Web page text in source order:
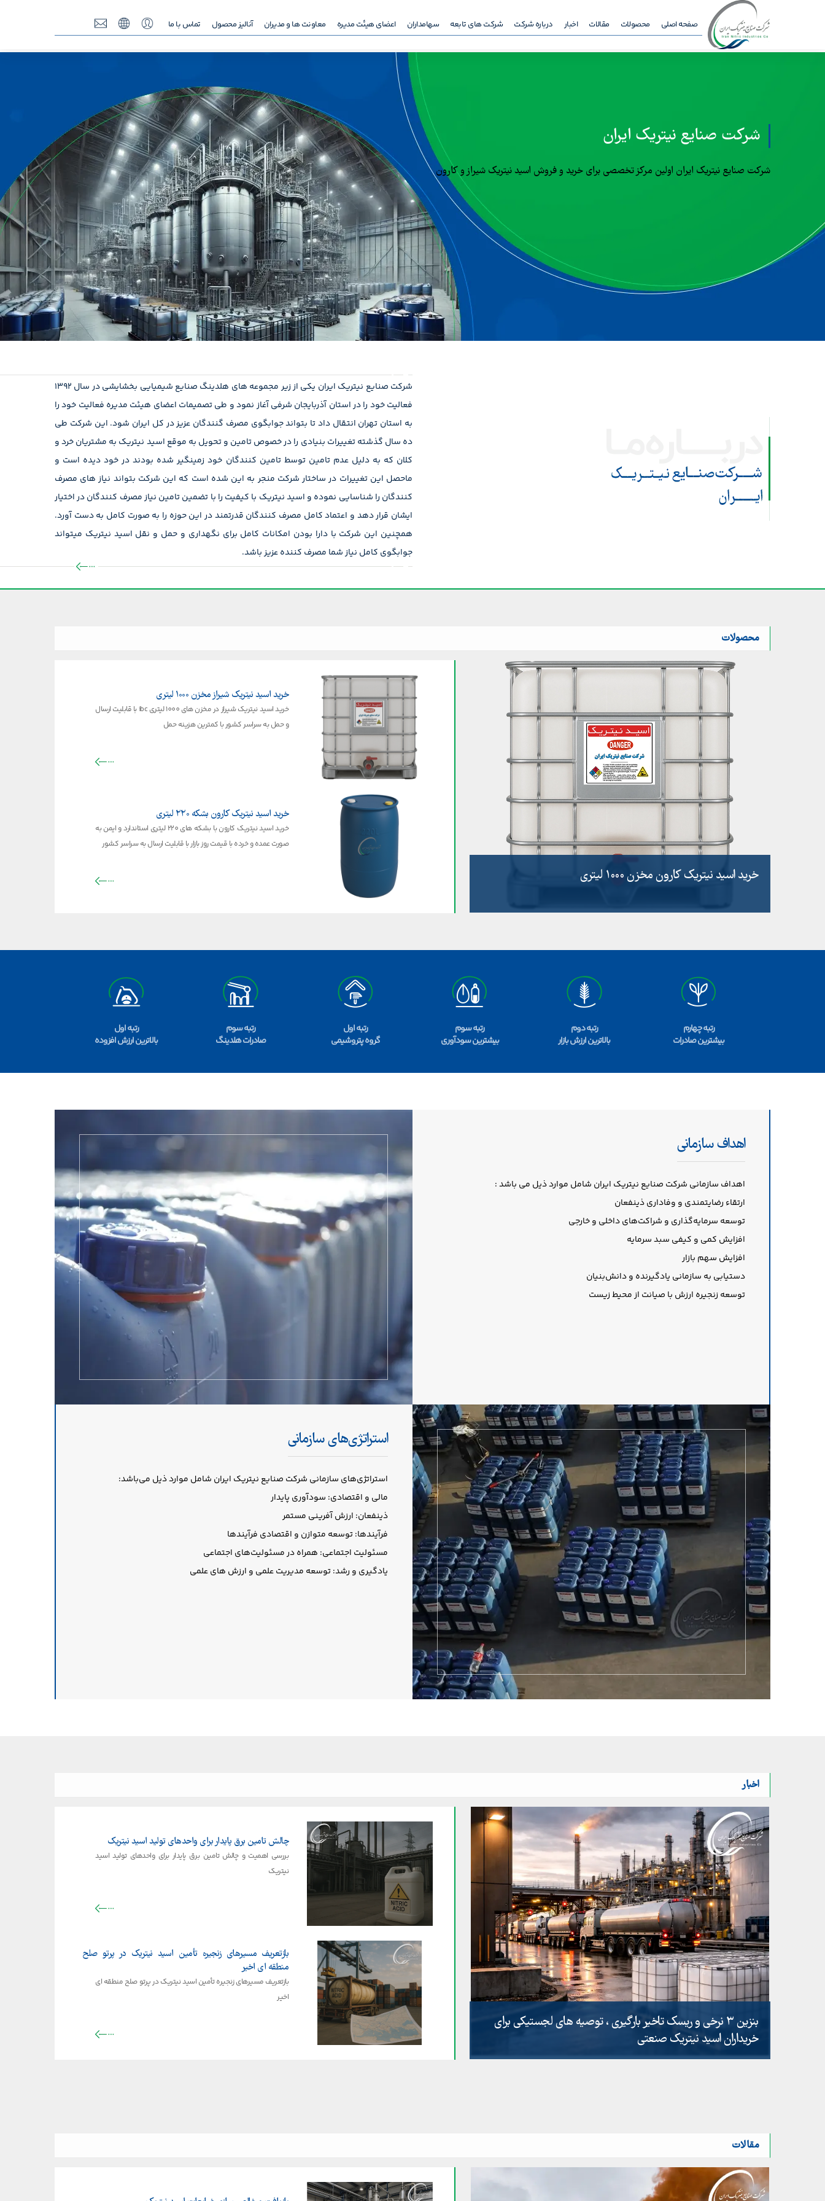
صفحه اصلی محصولات مقالات اخبار درباره شرکت شرکت های تابعه سهامداران اعضای هیئت مدیره معاونت ها و مدیران آنالیز محصول تماس با ما
شرکت صنایع نیتریک ایران
شرکت صنایع نیتریک ایران اولین مرکز تخصصی برای خرید و فروش اسید نیتریک شیراز و کارون
شرکت صنایع نیتریک ایران یکی از زیر مجموعه های هلدینگ صنایع شیمیایی بخشایشی در سال 1392
فعالیت خود را در استان آذربایجان شرفی آغاز نمود و طی تصمیمات اعضای هیئت مدیره فعالیت خود را
به استان تهران انتقال داد تا بتواند جوابگوی مصرف گنندگان عزیز در کل ایران شود. این شرکت طی
ده سال گذشته تغییرات بنیادی را در خصوص تامین و تحویل به موقع اسید نیتریک به مشتریان خرد و
کلان که به دلیل عدم تامین توسط تامین کنندگان خود زمینگیر شده بودند در خود دیده است و
ماحصل این تغییرات در ساختار شرکت منجر به این شده است که این شرکت بتواند نیاز های مصرف
کنندگان را شناسایی نموده و اسید نیتریک با کیفیت را با تضمین تامین نیاز مصرف کنندگان در اختیار
ایشان قرار دهد و اعتماد کامل مصرف کنندگان قدرتمند در این حوزه را به صورت کامل به دست آورد.
همچنین این شرکت با دارا بودن امکانات کامل برای نگهداری و حمل و نقل اسید نیتریک میتواند
جوابگوی کامل نیاز شما مصرف کننده عزیز باشد.
محصولات
خرید اسید نیتریک کارون مخزن 1000 لیتری
خرید اسید نیتریک شیراز مخزن ۱۰۰۰ لیتری
خرید اسید نیتریک شیراز در مخزن های 1000 لیتری ibc با قابلیت ارسال
و حمل به سراسر کشور با کمترین هزینه حمل
خرید اسید نیتریک کارون بشکه ۲۲۰ لیتری
خرید اسید نیتریک کارون با بشکه های 220 لیتری استاندارد و ایمن به
صورت عمده و خرده با قیمت روز بازار با قابلیت ارسال به سراسر کشور
رتبه چهارم
بیشترین صادرات
رتبه دوم
بالاترین ارزش بازار
رتبه سوم
بیشترین سودآوری
رتبه اول
گروه پتروشیمی
رتبه سوم
صادرات هلدینگ
رتبه اول
بالاترین ارزش افزوده
اهداف سازمانی
اهداف سازمانی شرکت صنایع نیتریک ایران شامل موارد ذیل می باشد :
ارتقاء رضایتمندی و وفاداری ذینفعان
توسعه سرمایه‌گذاری و شراکت‌های داخلی و خارجی
افزایش کمی و کیفی سبد سرمایه
افزایش سهم بازار
دستیابی به سازمانی یادگیرنده و دانش‌بنیان
توسعه زنجیره‌ ارزش با صیانت از محیط زیست
استراتژی‌های سازمانی
استراتژی‌های سازمانی شرکت صنایع نیتریک ایران‌ شامل موارد ذیل می‌باشد:
مالی و اقتصادی: سودآوری پایدار
ذینفعان: ارزش آفرینی مستمر
فرآیندها: توسعه متوازن و اقتصادی فرآیندها
مسئولیت‌ اجتماعی: همراه در مسئولیت‌های اجتماعی
یادگیری و رشد: توسعه مدیریت علمی و ارزش های علمی
اخبار
بنزین ۳ نرخی و ریسک تاخیر بارگیری ، توصیه‌ های لجستیکی برای
خریداران اسید نیتریک صنعتی
چالش تامین برق پایدار برای واحدهای تولید اسید نیتریک
بررسی اهمیت و چالش تامین برق پایدار برای واحدهای تولید اسید
نیتریک
بازتعریف مسیرهای زنجیره تأمین اسید نیتریک در پرتو صلح
منطقه ای اخیر
بازتعریف مسیرهای زنجیره تأمین اسید نیتریک در پرتو صلح منطقه ای
اخیر
مقالات